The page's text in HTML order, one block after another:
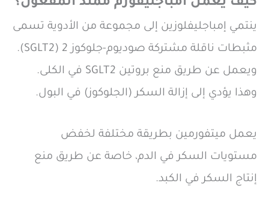
كيف يعمل امباجليفورم ممتد المفعول؟
ينتمي إمباجليفلوزين إلى مجموعة من الأدوية تسمى
مثبطات ناقلة مشتركة صوديوم-جلوكوز 2 (SGLT2).
ويعمل عن طريق منع بروتين SGLT2 في الكلى.
وهذا يؤدي إلى إزالة السكر (الجلوكوز) في البول.
يعمل ميتفورمين بطريقة مختلفة لخفض
مستويات السكر في الدم، خاصة عن طريق منع
إنتاج السكر في الكبد.